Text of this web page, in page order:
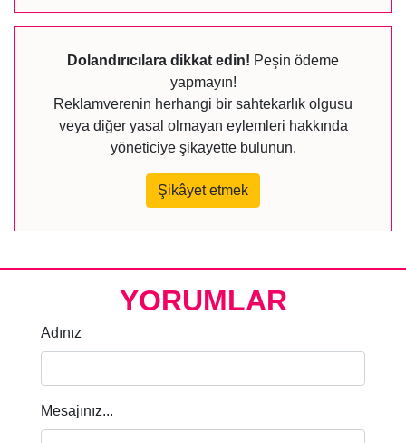
Dolandırıcılara dikkat edin! Peşin ödeme
yapmayın!
Reklamverenin herhangi bir sahtekarlık olgusu
veya diğer yasal olmayan eylemleri hakkında
yöneticiye şikayette bulunun.
Şikâyet etmek
YORUMLAR
Adınız
Mesajınız...